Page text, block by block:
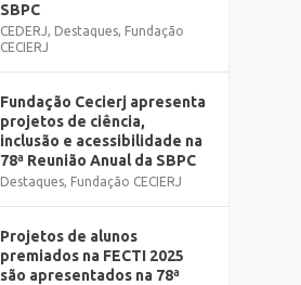
SBPC
CEDERJ, Destaques, Fundação
CECIERJ
Fundação Cecierj apresenta
projetos de ciência,
inclusão e acessibilidade na
78ª Reunião Anual da SBPC
Destaques, Fundação CECIERJ
Projetos de alunos
premiados na FECTI 2025
são apresentados na 78ª